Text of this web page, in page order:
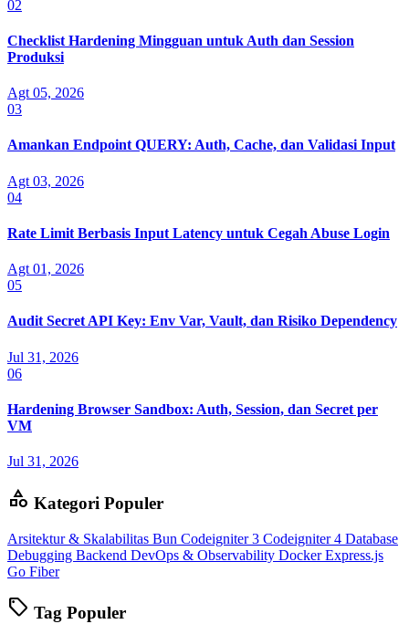
02
Checklist Hardening Mingguan untuk Auth dan Session
Produksi
Agt 05, 2026
03
Amankan Endpoint QUERY: Auth, Cache, dan Validasi Input
Agt 03, 2026
04
Rate Limit Berbasis Input Latency untuk Cegah Abuse Login
Agt 01, 2026
05
Audit Secret API Key: Env Var, Vault, dan Risiko Dependency
Jul 31, 2026
06
Hardening Browser Sandbox: Auth, Session, dan Secret per
VM
Jul 31, 2026
category Kategori Populer
Arsitektur & Skalabilitas Bun Codeigniter 3 Codeigniter 4 Database
Debugging Backend DevOps & Observability DockerExpress.js
Go Fiber
sell Tag Populer